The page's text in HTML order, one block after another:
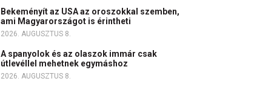
Bekeményít az USA az oroszokkal szemben,
ami Magyarországot is érintheti
2026. AUGUSZTUS 8.
A spanyolok és az olaszok immár csak
útlevéllel mehetnek egymáshoz
2026. AUGUSZTUS 8.